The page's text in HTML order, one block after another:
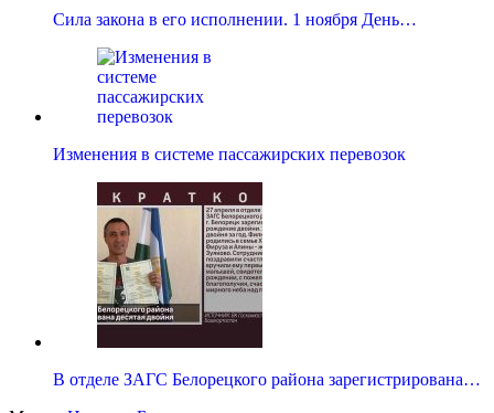
Сила закона в его исполнении. 1 ноября День…
Изменения в системе пассажирских перевозок
В отделе ЗАГС Белорецкого района зарегистрирована…